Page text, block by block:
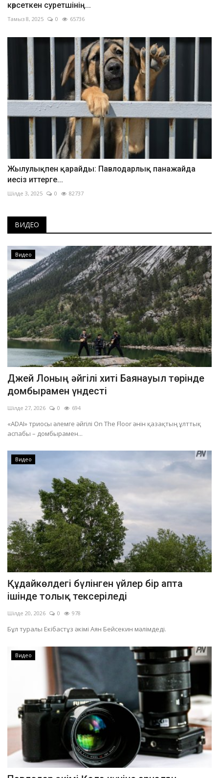
көрсеткен суретшінің...
Тамыз 8, 2025 0 65736
Жылулықпен қарайды: Павлодарлық панажайда
иесіз иттерге...
Шілде 3, 2025 0 82737
ВИДЕО
Видео
Джей Лоның әйгілі хиті Баянауыл төрінде
домбырамен үндесті
Шілде 27, 2026 0 694
«ADAI» триосы әлемге әйгілі On The Floor әнін қазақтың ұлттық
аспабы – домбырамен...
Видео
Құдайкөлдегі бүлінген үйлер бір апта
ішінде толық тексеріледі
Шілде 20, 2026 0 978
Бұл туралы Екібастұз әкімі Аян Бейсекин мәлімдеді.
Видео